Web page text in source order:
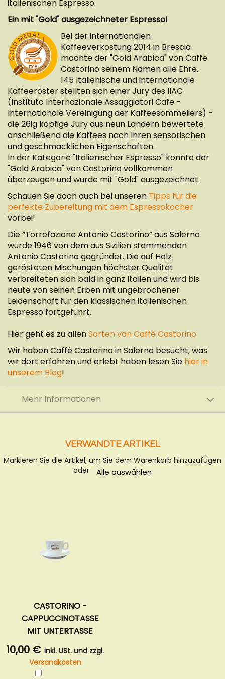
italienischen Espresso.
Ein mit "Gold" ausgezeichneter Espresso!
Bei der internationalen
Kaffeeverkostung 2014 in Brescia
machte der "Gold Arabica" von Caffe
Castorino seinem Namen alle Ehre.
145 Italienische und internationale
Kaffeeröster stellten sich einer Jury des IIAC
(Instituto Internazionale Assaggiatori Cafe -
Internationale Vereinigung der Kaffeesommeliers) -
die 26ig köpfige Jury aus neun Ländern bewertete
anschließend die Kaffees nach Ihren sensorischen
und geschmacklichen Eigenschaften.
In der Kategorie "Italienischer Espresso" konnte der
"Gold Arabica" von Castorino vollkommen
überzeugen und wurde mit "Gold" ausgezeichnet.
Schauen Sie doch auch bei unseren Tipps für die
perfekte Zubereitung mit dem Espressokocher
vorbei!
Die “Torrefazione Antonio Castorino” aus Salerno
wurde 1946 von dem aus Sizilien stammenden
Antonio Castorino gegründet. Die auf Holz
gerösteten Mischungen höchster Qualität
verbreiteten sich bald in ganz Italien und wird bis
heute von seinen Erben mit ungebrochener
Leidenschaft für den klassischen italienischen
Espresso fortgeführt.
Hier geht es zu allenSorten von Caffè Castorino
Wir haben Caffè Castorino in Salerno besucht, was
wir dort erfahren und erlebt haben lesen Sie hier in
unserem Blog!
Mehr Informationen
VERWANDTE ARTIKEL
Markieren Sie die Artikel, um Sie dem Warenkorb hinzuzufügen
oder
Alle auswählen
CASTORINO -
CAPPUCCINOTASSE
MIT UNTERTASSE
10,00 € inkl. USt. und zzgl.
Versandkosten